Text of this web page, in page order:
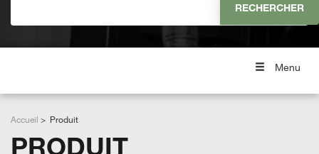
Menu
Accueil Produit
PRODUIT